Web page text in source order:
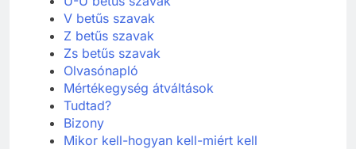
V betűs szavak
Z betűs szavak
Zs betűs szavak
Olvasónapló
Mértékegység átváltások
Tudtad?
Bizony
Mikor kell-hogyan kell-miért kell